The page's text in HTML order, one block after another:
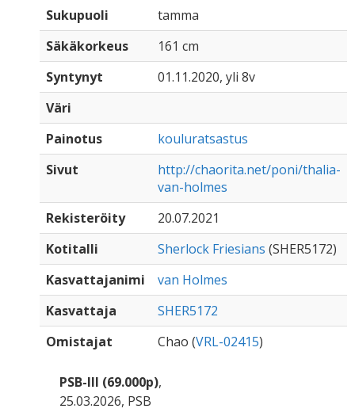
Sukupuoli
tamma
Säkäkorkeus
161 cm
Syntynyt
01.11.2020, yli 8v
Väri
Painotus
kouluratsastus
Sivut
http://chaorita.net/poni/thalia-
van-holmes
Rekisteröity
20.07.2021
Kotitalli
Sherlock Friesians (SHER5172)
Kasvattajanimi
van Holmes
Kasvattaja
SHER5172
Omistajat
Chao (VRL-02415)
PSB-III (69.000p),
25.03.2026, PSB